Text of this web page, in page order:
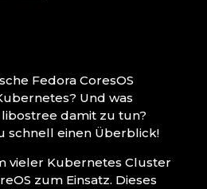
Fedora CoresOS
Und was
damit zu tun?
schnell einen Überblick!
vieler Kubernetes Cluster
zum Einsatz. Dieses